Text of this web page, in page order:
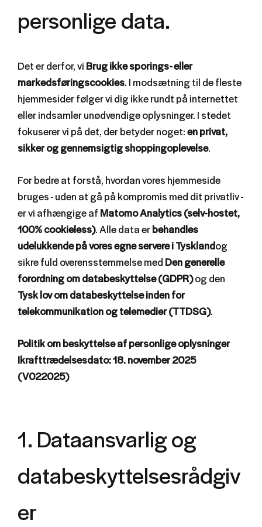
personlige data.
Det er derfor, vi Brug ikke sporings- eller
markedsføringscookies. I modsætning til de fleste
hjemmesider følger vi dig ikke rundt på internettet
eller indsamler unødvendige oplysninger. I stedet
fokuserer vi på det, der betyder noget:en privat,
sikker og gennemsigtig shoppingoplevelse.
For bedre at forstå, hvordan vores hjemmeside
bruges - uden at gå på kompromis med dit privatliv -
er vi afhængige af Matomo Analytics (selv-hostet,
100% cookieless). Alle data erbehandles
udelukkende på vores egne servere i Tysklandog
sikre fuld overensstemmelse med Den generelle
forordning om databeskyttelse (GDPR)og den
Tysk lov om databeskyttelse inden for
telekommunikation og telemedier (TTDSG).
Politik om beskyttelse af personlige oplysninger
Ikrafttrædelsesdato: 18. november 2025
(V022025)
1. Dataansvarlig og
databeskyttelsesrådgiv
er